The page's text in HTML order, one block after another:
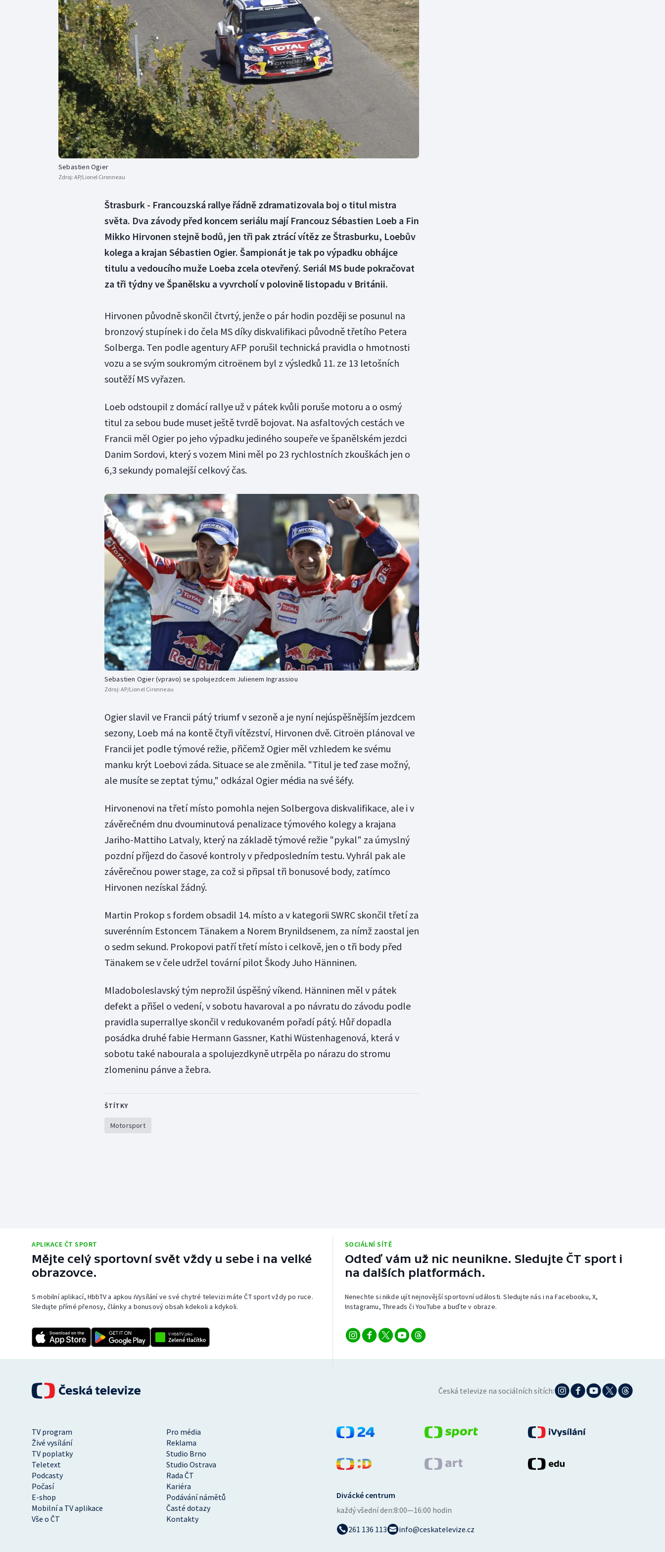
Curling
Dostihy
Florbal
Futsal
Golf
Gymnastika
Moderní pětiboj
Motorsport
Olympijské hry
Parasport
Plavání
Plážový volejbal
Triatlon
Veslování
Vodní slalom
Volejbal
Ostatní
Sebastien Ogier
Zdroj: AP/Lionel Cironneau
Štrasburk - Francouzská rallye řádně zdramatizovala boj o titul mistra
světa. Dva závody před koncem seriálu mají Francouz Sébastien Loeb a Fin
Mikko Hirvonen stejně bodů, jen tři pak ztrácí vítěz ze Štrasburku, Loebův
kolega a krajan Sébastien Ogier. Šampionát je tak po výpadku obhájce
titulu a vedoucího muže Loeba zcela otevřený. Seriál MS bude pokračovat
za tři týdny ve Španělsku a vyvrcholí v polovině listopadu v Británii.
Hirvonen původně skončil čtvrtý, jenže o pár hodin později se posunul na
bronzový stupínek i do čela MS díky diskvalifikaci původně třetího Petera
Solberga. Ten podle agentury AFP porušil technická pravidla o hmotnosti
vozu a se svým soukromým citroënem byl z výsledků 11. ze 13 letošních
soutěží MS vyřazen.
Loeb odstoupil z domácí rallye už v pátek kvůli poruše motoru a o osmý
titul za sebou bude muset ještě tvrdě bojovat. Na asfaltových cestách ve
Francii měl Ogier po jeho výpadku jediného soupeře ve španělském jezdci
Danim Sordovi, který s vozem Mini měl po 23 rychlostních zkouškách jen o
6,3 sekundy pomalejší celkový čas.
Sebastien Ogier (vpravo) se spolujezdcem Julienem Ingrassiou
Zdroj:AP/Lionel Cironneau
Ogier slavil ve Francii pátý triumf v sezoně a je nyní nejúspěšnějším jezdcem
sezony, Loeb má na kontě čtyři vítězství, Hirvonen dvě. Citroën plánoval ve
Francii jet podle týmové režie, přičemž Ogier měl vzhledem ke svému
manku krýt Loebovi záda. Situace se ale změnila. "Titul je teď zase možný,
ale musíte se zeptat týmu," odkázal Ogier média na své šéfy.
Hirvonenovi na třetí místo pomohla nejen Solbergova diskvalifikace, ale i v
závěrečném dnu dvouminutová penalizace týmového kolegy a krajana
Jariho-Mattiho Latvaly, který na základě týmové režie "pykal" za úmyslný
pozdní příjezd do časové kontroly v předposledním testu. Vyhrál pak ale
závěrečnou power stage, za což si připsal tři bonusové body, zatímco
Hirvonen nezískal žádný.
Martin Prokop s fordem obsadil 14. místo a v kategorii SWRC skončil třetí za
suverénním Estoncem Tänakem a Norem Brynildsenem, za nímž zaostal jen
o sedm sekund. Prokopovi patří třetí místo i celkově, jen o tři body před
Tänakem se v čele udržel tovární pilot Škody Juho Hänninen.
Mladoboleslavský tým neprožil úspěšný víkend. Hänninen měl v pátek
defekt a přišel o vedení, v sobotu havaroval a po návratu do závodu podle
pravidla superrallye skončil v redukovaném pořadí pátý. Hůř dopadla
posádka druhé fabie Hermann Gassner, Kathi Wüstenhagenová, která v
sobotu také nabourala a spolujezdkyně utrpěla po nárazu do stromu
zlomeninu pánve a žebra.
ŠTÍTKY
Motorsport
APLIKACE ČT SPORT
Mějte celý sportovní svět vždy u sebe i na velké
obrazovce.
S mobilní aplikací, HbbTV a apkou iVysílání ve své chytré televizi máte ČT sport vždy po ruce.
Sledujte přímé přenosy, články a bonusový obsah kdekoli a kdykoli.
SOCIÁLNÍ SÍTĚ
Odteď vám už nic neunikne. Sledujte ČT sport i
na dalších platformách.
Nenechte si nikde ujít nejnovější sportovní události. Sledujte nás i na Facebooku, X,
Instagramu, Threads či YouTube a buďte v obraze.
Česká televize na sociálních sítích:
TV program
Pro média
Živé vysílání
Reklama
TV poplatky
Studio Brno
Teletext
Studio Ostrava
Podcasty
Rada ČT
Počasí
Kariéra
E-shop
Podávání námětů
Mobilní a TV aplikace
Časté dotazy
Vše o ČT
Kontakty
Divácké centrum
každý všední den:8:00—16:00 hodin
261 136 113
info@ceskatelevize.cz